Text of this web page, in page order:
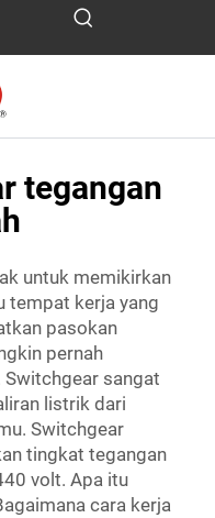
tegangan
untuk memikirkan
tempat kerja yang
pasokan
pernah
Switchgear sangat
listrik dari
Switchgear
tingkat tegangan
volt. Apa itu
cara kerja